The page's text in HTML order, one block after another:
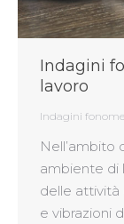
Indagini
lavoro
Indagini
Nell’ambito
ambiente di
delle attività
e vibrazioni